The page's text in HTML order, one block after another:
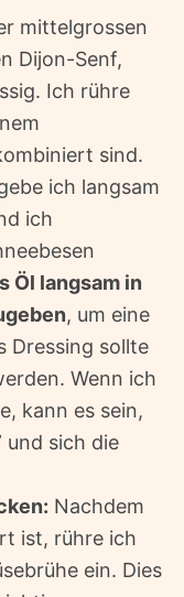
mittelgrossen
Dijon-Senf,
Ich rühre
sind.
ich langsam
ich
Öl langsam in
, um eine
Dressing sollte
Wenn ich
kann es sein,
und sich die
Nachdem
ist, rühre ich
ein. Dies